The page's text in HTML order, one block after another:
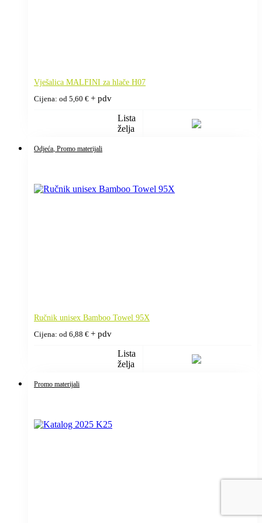
Vješalica MALFINI za hlače H07
Cijena: od 5,60 € + pdv
Lista
želja
Odjeća, Promo materijali
Ručnik unisex Bamboo Towel 95X
Cijena: od 6,88 € + pdv
Lista
želja
Promo materijali